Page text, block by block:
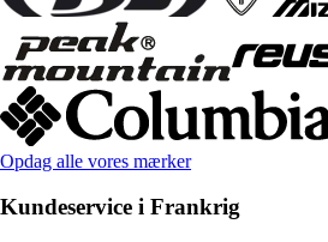
Opdag alle vores mærker
Kundeservice i Frankrig